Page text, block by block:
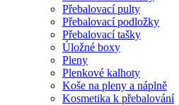
Přebalovací pulty
Přebalovací podložky
Přebalovací tašky
Úložné boxy
Pleny
Plenkové kalhoty
Koše na pleny a náplně
Kosmetika k přebalování